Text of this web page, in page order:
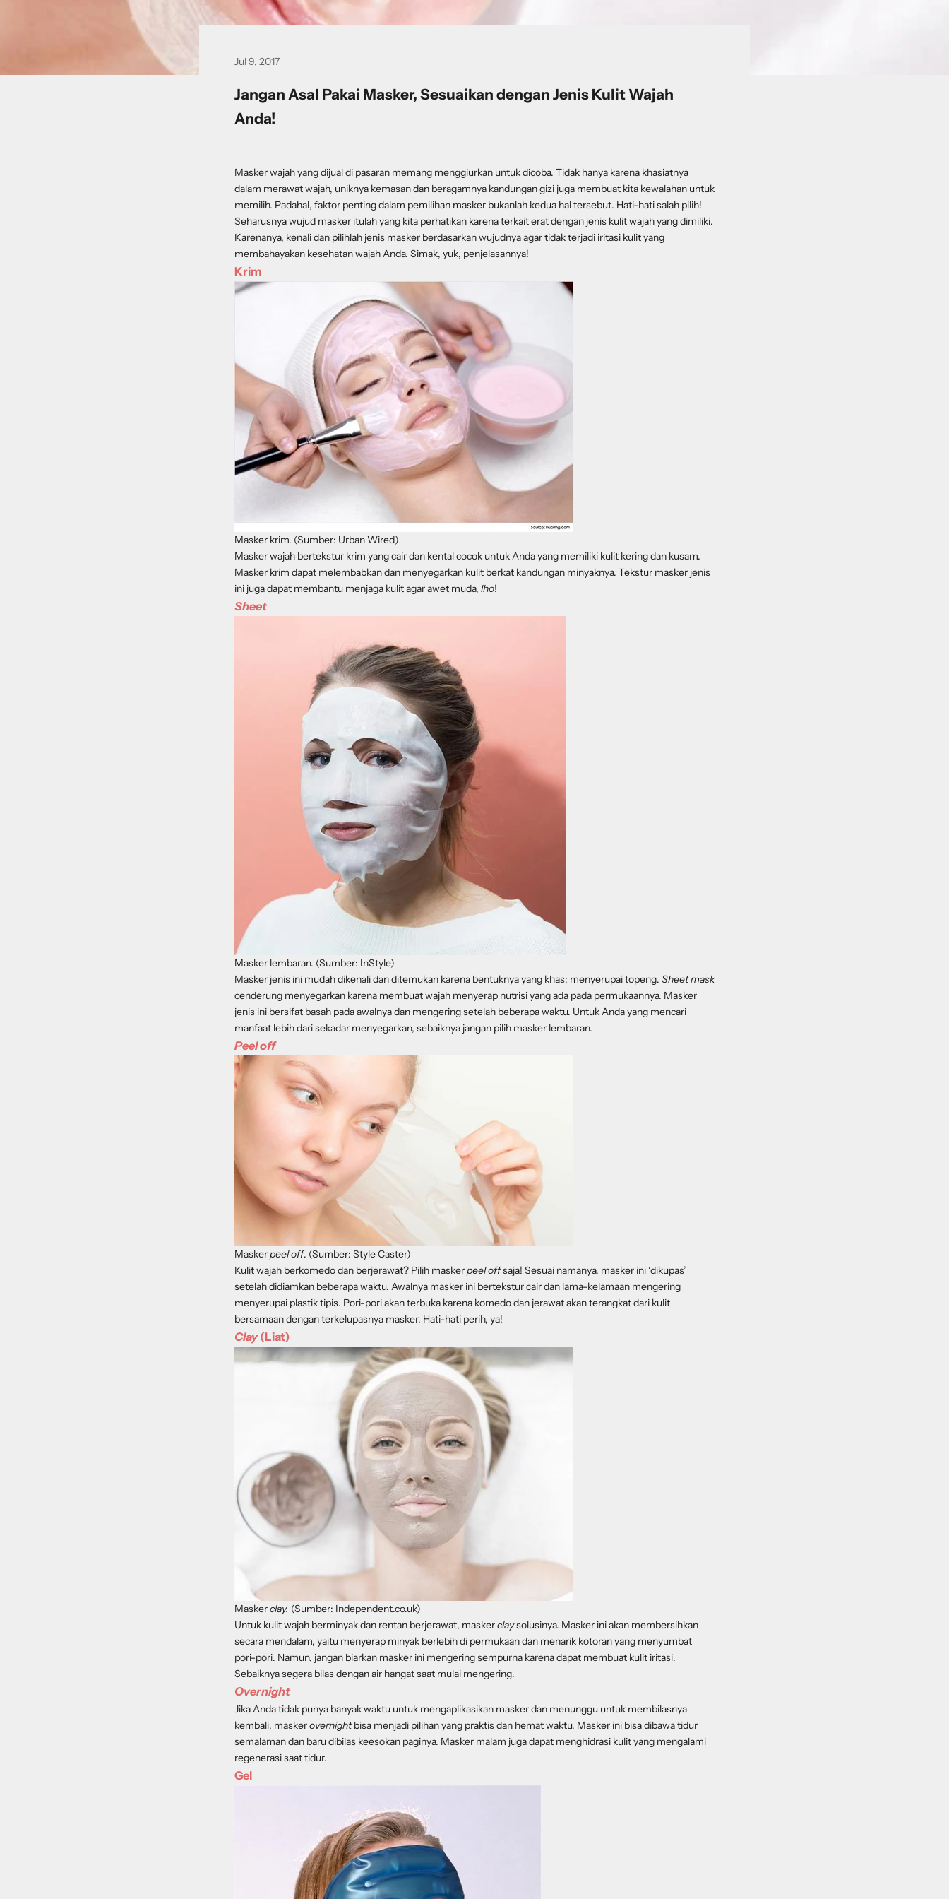
Jul 9, 2017
Jangan Asal Pakai Masker, Sesuaikan dengan Jenis Kulit Wajah
Anda!
Masker wajah yang dijual di pasaran memang menggiurkan untuk dicoba. Tidak hanya karena khasiatnya
dalam merawat wajah, uniknya kemasan dan beragamnya kandungan gizi juga membuat kita kewalahan untuk
memilih. Padahal, faktor penting dalam pemilihan masker bukanlah kedua hal tersebut. Hati-hati salah pilih!
Seharusnya wujud masker itulah yang kita perhatikan karena terkait erat dengan jenis kulit wajah yang dimiliki.
Karenanya, kenali dan pilihlah jenis masker berdasarkan wujudnya agar tidak terjadi iritasi kulit yang
membahayakan kesehatan wajah Anda. Simak, yuk, penjelasannya!
Krim
Masker krim. (Sumber: Urban Wired)
Masker wajah bertekstur krim yang cair dan kental cocok untuk Anda yang memiliki kulit kering dan kusam.
Masker krim dapat melembabkan dan menyegarkan kulit berkat kandungan minyaknya. Tekstur masker jenis
ini juga dapat membantu menjaga kulit agar awet muda, lho!
Sheet
Masker lembaran. (Sumber: InStyle)
Masker jenis ini mudah dikenali dan ditemukan karena bentuknya yang khas; menyerupai topeng. Sheet mask
cenderung menyegarkan karena membuat wajah menyerap nutrisi yang ada pada permukaannya. Masker
jenis ini bersifat basah pada awalnya dan mengering setelah beberapa waktu. Untuk Anda yang mencari
manfaat lebih dari sekadar menyegarkan, sebaiknya jangan pilih masker lembaran.
Peel off
Maskerpeel off. (Sumber: Style Caster)
Kulit wajah berkomedo dan berjerawat? Pilih maskerpeel offsaja! Sesuai namanya, masker ini ‘dikupas’
setelah didiamkan beberapa waktu. Awalnya masker ini bertekstur cair dan lama-kelamaan mengering
menyerupai plastik tipis. Pori-pori akan terbuka karena komedo dan jerawat akan terangkat dari kulit
bersamaan dengan terkelupasnya masker. Hati-hati perih, ya!
Clay(Liat)
Maskerclay. (Sumber: Independent.co.uk)
Untuk kulit wajah berminyak dan rentan berjerawat, maskerclaysolusinya. Masker ini akan membersihkan
secara mendalam, yaitu menyerap minyak berlebih di permukaan dan menarik kotoran yang menyumbat
pori-pori. Namun, jangan biarkan masker ini mengering sempurna karena dapat membuat kulit iritasi.
Sebaiknya segera bilas dengan air hangat saat mulai mengering.
Overnight
Jika Anda tidak punya banyak waktu untuk mengaplikasikan masker dan menunggu untuk membilasnya
kembali, maskerovernightbisa menjadi pilihan yang praktis dan hemat waktu. Masker ini bisa dibawa tidur
semalaman dan baru dibilas keesokan paginya. Masker malam juga dapat menghidrasi kulit yang mengalami
regenerasi saat tidur.
Gel